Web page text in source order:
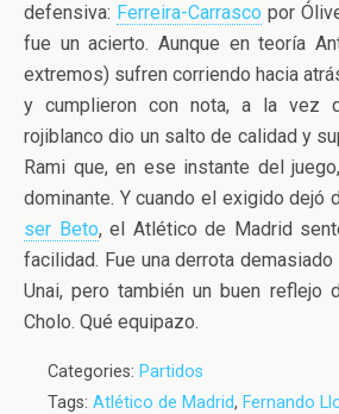
defensiva: Ferreira-Carrasco por
fue un acierto. Aunque en teoría
extremos) sufren corriendo hacia
y cumplieron con nota, a la vez
rojiblanco dio un salto de calidad y
Rami que, en ese instante del
dominante. Y cuando el exigido dejó
ser Beto, el Atlético de Madrid
facilidad. Fue una derrota
Unai, pero también un buen reflejo
Cholo. Qué equipazo.
Categories: Partidos
Tags: Atlético de Madrid, Fernando